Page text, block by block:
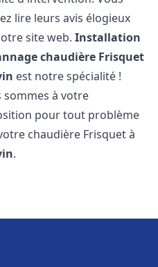
lire leurs avis élogieux
site web.Installation
chaudière Frisquet
est notre spécialité !
sommes à votre
pour tout problème
chaudière Frisquet à
.